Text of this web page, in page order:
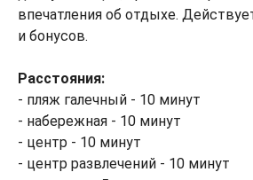
впечатления об отдыхе.
и бонусов.
Расстояния:
- пляж галечный - 10 минут
- набережная - 10 минут
- центр - 10 минут
- центр развлечений - 10 минут